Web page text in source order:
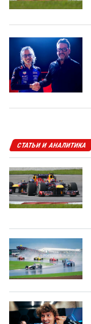
СТАТЬИ И АНАЛИТИКА